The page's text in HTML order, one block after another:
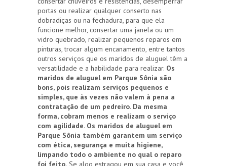
portas ou realizar qualquer conserto nas
dobradiças ou na fechadura, para que ela
funcione melhor, consertar uma janela ou um
vidro quebrado, realizar pequenos reparos em
pinturas, trocar algum encanamento, entre tantos
outros serviços que os maridos de aluguel têm a
versatilidade e a habilidade para realizar. Os
maridos de aluguel em Parque Sônia são
bons, pois realizam serviços pequenos e
simples, que às vezes não valem à pena a
contratação de um pedreiro. Da mesma
forma, cobram menos e realizam o serviço
com agilidade. Os maridos de aluguel em
Parque Sônia também garantem um serviço
com ética, segurança e muita higiene,
limpando todo o ambiente no qual o reparo
foi feito. Se algo estragou em sua casa e você